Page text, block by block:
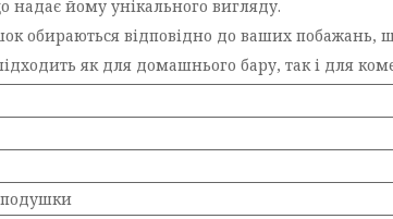
йому унікального вигляду.
обираються відповідно до ваших побажань,
як для домашнього бару, так і для
подушки